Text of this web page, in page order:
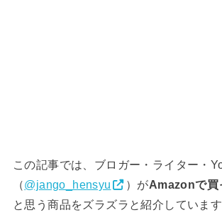
この記事では、ブロガー・ライター・
（@jango_hensyu ）がAmazonで買
と思う商品をズラズラと紹介しています